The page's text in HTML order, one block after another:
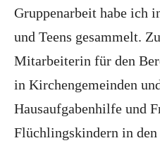
Gruppenarbeit habe ich
und Teens gesammelt.
Mitarbeiterin für den
in Kirchengemeinden
Hausaufgabenhilfe und
Flüchlingskindern in